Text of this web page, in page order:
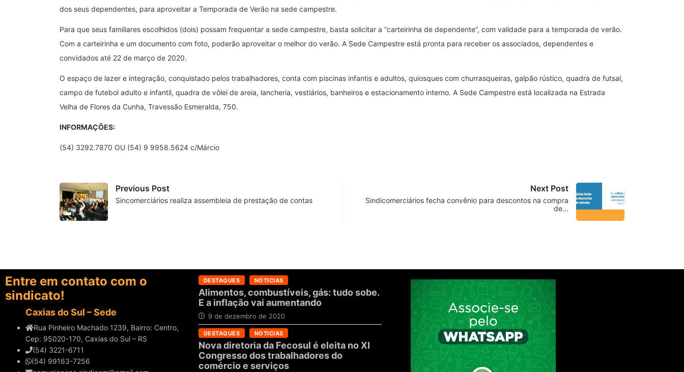
dos seus dependentes, para aproveitar a Temporada de Verão na sede campestre.
Para que seus familiares escolhidos (dois) possam frequentar a sede campestre, basta solicitar a “carteirinha de dependente”, com validade para a temporada de verão.
Com a carteirinha e um documento com foto, poderão aproveitar o melhor do verão. A Sede Campestre está pronta para receber os associados, dependentes e
convidados até 22 de março de 2020.
O espaço de lazer e integração, conquistado pelos trabalhadores, conta com piscinas infantis e adultos, quiosques com churrasqueiras, galpão rústico, quadra de futsal,
campo de futebol adulto e infantil, quadra de vôlei de areia, lancheria, vestiários, banheiros e estacionamento interno. A Sede Campestre está localizada na Estrada
Velha de Flores da Cunha, Travessão Esmeralda, 750.
INFORMAÇÕES:
(54) 3292.7870 OU (54) 9 9958.5624 c/Márcio
Previous Post
Sincomerciários realiza assembleia de prestação de contas
Next Post
Sindicomerciários fecha convênio para descontos na compra
de…
Entre em contato com o
sindicato!
Caxias do Sul – Sede
Rua Pinheiro Machado 1239, Bairro: Centro,
Cep: 95020-170, Caxias do Sul – RS
(54) 3221-6711
(54) 99163-7256
DESTAQUES NOTICIAS
Alimentos, combustíveis, gás: tudo sobe.
E a inflação vai aumentando
9 de dezembro de 2020
DESTAQUES NOTICIAS
Nova diretoria da Fecosul é eleita no XI
Congresso dos trabalhadores do
comércio e serviços